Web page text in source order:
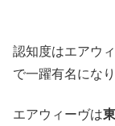
認知度はエアウ
で一躍有名になり
エアウィーヴは